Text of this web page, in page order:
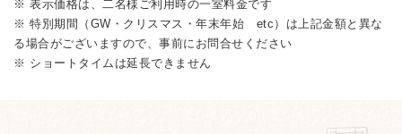
※ 表示価格は、二名様ご利用時の一室料金です
※ 特別期間（GW・クリスマス・年末年始 etc）は上記金額と異な
る場合がございますので、事前にお問合せください
※ ショートタイムは延長できません